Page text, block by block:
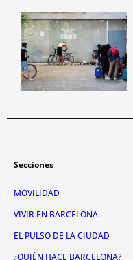
Secciones
MOVILIDAD
VIVIR EN BARCELONA
EL PULSO DE LA CIUDAD
¿QUIÉN HACE BARCELONA?